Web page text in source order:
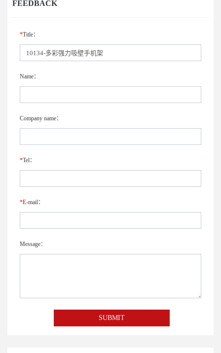
FEEDBACK
*Title：
Name：
Company name：
*Tel：
*E-mail：
Message：
SUBMIT